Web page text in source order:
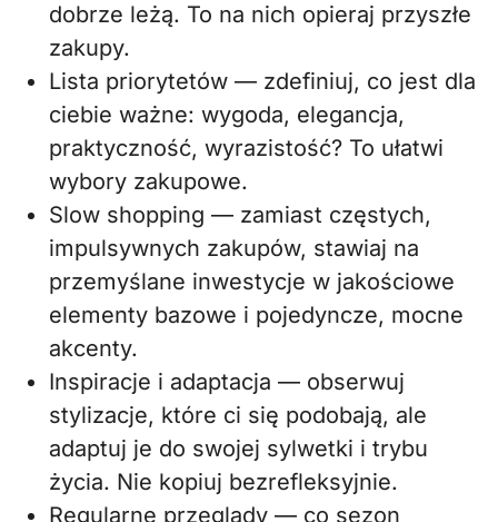
dobrze leżą. To na nich opieraj przyszłe
zakupy.
Lista priorytetów — zdefiniuj, co jest dla
ciebie ważne: wygoda, elegancja,
praktyczność, wyrazistość? To ułatwi
wybory zakupowe.
Slow shopping — zamiast częstych,
impulsywnych zakupów, stawiaj na
przemyślane inwestycje w jakościowe
elementy bazowe i pojedyncze, mocne
akcenty.
Inspiracje i adaptacja — obserwuj
stylizacje, które ci się podobają, ale
adaptuj je do swojej sylwetki i trybu
życia. Nie kopiuj bezrefleksyjnie.
Regularne przeglądy — co sezon